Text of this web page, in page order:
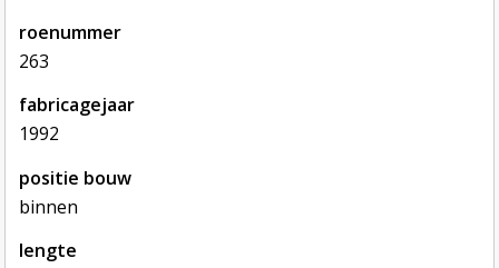
roenummer
263
fabricagejaar
1992
positie bouw
binnen
lengte